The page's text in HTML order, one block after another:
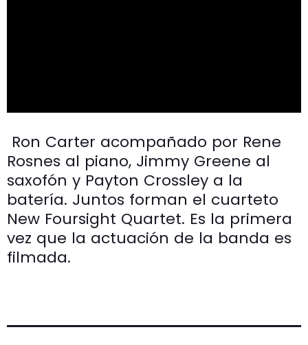
Ron Carter acompañado por Rene
Rosnes al piano, Jimmy Greene al
saxofón y Payton Crossley a la
batería. Juntos forman el cuarteto
New Foursight Quartet. Es la primera
vez que la actuación de la banda es
filmada.